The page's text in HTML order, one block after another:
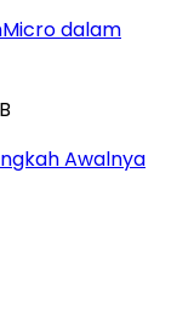
dalam
Awalnya